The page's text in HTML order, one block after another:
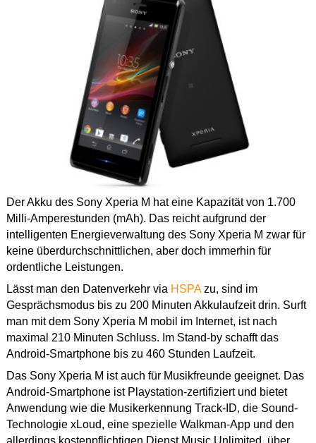
Der Akku des Sony Xperia M hat eine Kapazität von 1.700
Milli-Amperestunden (mAh). Das reicht aufgrund der
intelligenten Energieverwaltung des Sony Xperia M zwar für
keine überdurchschnittlichen, aber doch immerhin für
ordentliche Leistungen.
Lässt man den Datenverkehr via HSPAzu, sind im
Gesprächsmodus bis zu 200 Minuten Akkulaufzeit drin. Surft
man mit dem Sony Xperia M mobil im Internet, ist nach
maximal 210 Minuten Schluss. Im Stand-by schafft das
Android-Smartphone bis zu 460 Stunden Laufzeit.
Das Sony Xperia M ist auch für Musikfreunde geeignet. Das
Android-Smartphone ist Playstation-zertifiziert und bietet
Anwendung wie die Musikerkennung Track-ID, die Sound-
Technologie xLoud, eine spezielle Walkman-App und den
allerdings kostenpflichtigen Dienst Music Unlimited, über